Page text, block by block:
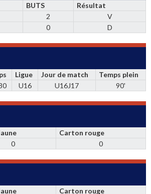
BUTS
Résultat
2
V
0 D
Ligue Jour de match
Temps plein
U16 U16J17 90'
Carton rouge
0 0
Carton rouge